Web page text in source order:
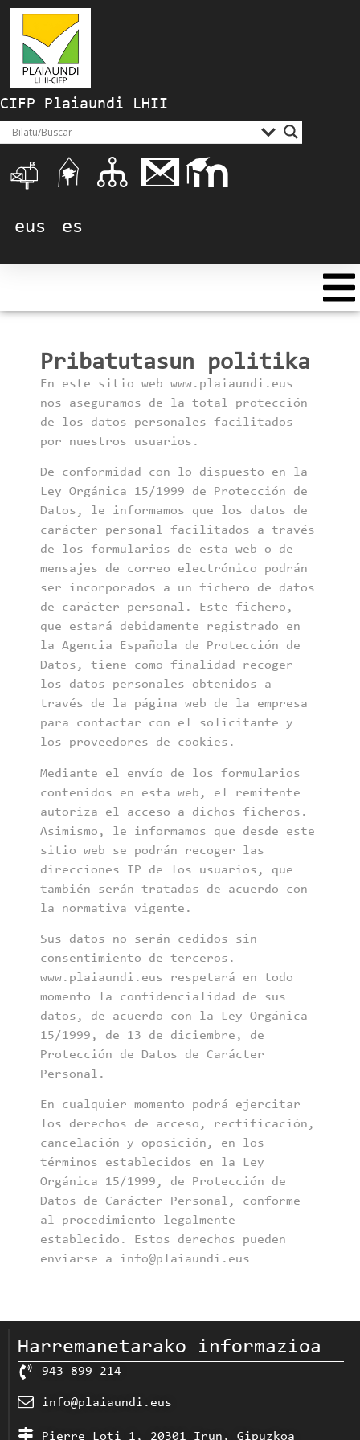
CIFP Plaiaundi LHII
eus es
Pribatutasun politika
En este sitio web www.plaiaundi.eus
nos aseguramos de la total protección
de los datos personales facilitados
por nuestros usuarios.
De conformidad con lo dispuesto en la
Ley Orgánica 15/1999 de Protección de
Datos, le informamos que los datos de
carácter personal facilitados a través
de los formularios de esta web o de
mensajes de correo electrónico podrán
ser incorporados a un fichero de datos
de carácter personal. Este fichero,
que estará debidamente registrado en
la Agencia Española de Protección de
Datos, tiene como finalidad recoger
los datos personales obtenidos a
través de la página web de la empresa
para contactar con el solicitante y
los proveedores de cookies.
Mediante el envío de los formularios
contenidos en esta web, el remitente
autoriza el acceso a dichos ficheros.
Asimismo, le informamos que desde este
sitio web se podrán recoger las
direcciones IP de los usuarios, que
también serán tratadas de acuerdo con
la normativa vigente.
Sus datos no serán cedidos sin
consentimiento de terceros.
www.plaiaundi.eus respetará en todo
momento la confidencialidad de sus
datos, de acuerdo con la Ley Orgánica
15/1999, de 13 de diciembre, de
Protección de Datos de Carácter
Personal.
En cualquier momento podrá ejercitar
los derechos de acceso, rectificación,
cancelación y oposición, en los
términos establecidos en la Ley
Orgánica 15/1999, de Protección de
Datos de Carácter Personal, conforme
al procedimiento legalmente
establecido. Estos derechos pueden
enviarse a info@plaiaundi.eus
Harremanetarako informazioa
943 899 214
info@plaiaundi.eus
Pierre Loti 1, 20301 Irun, Gipuzkoa